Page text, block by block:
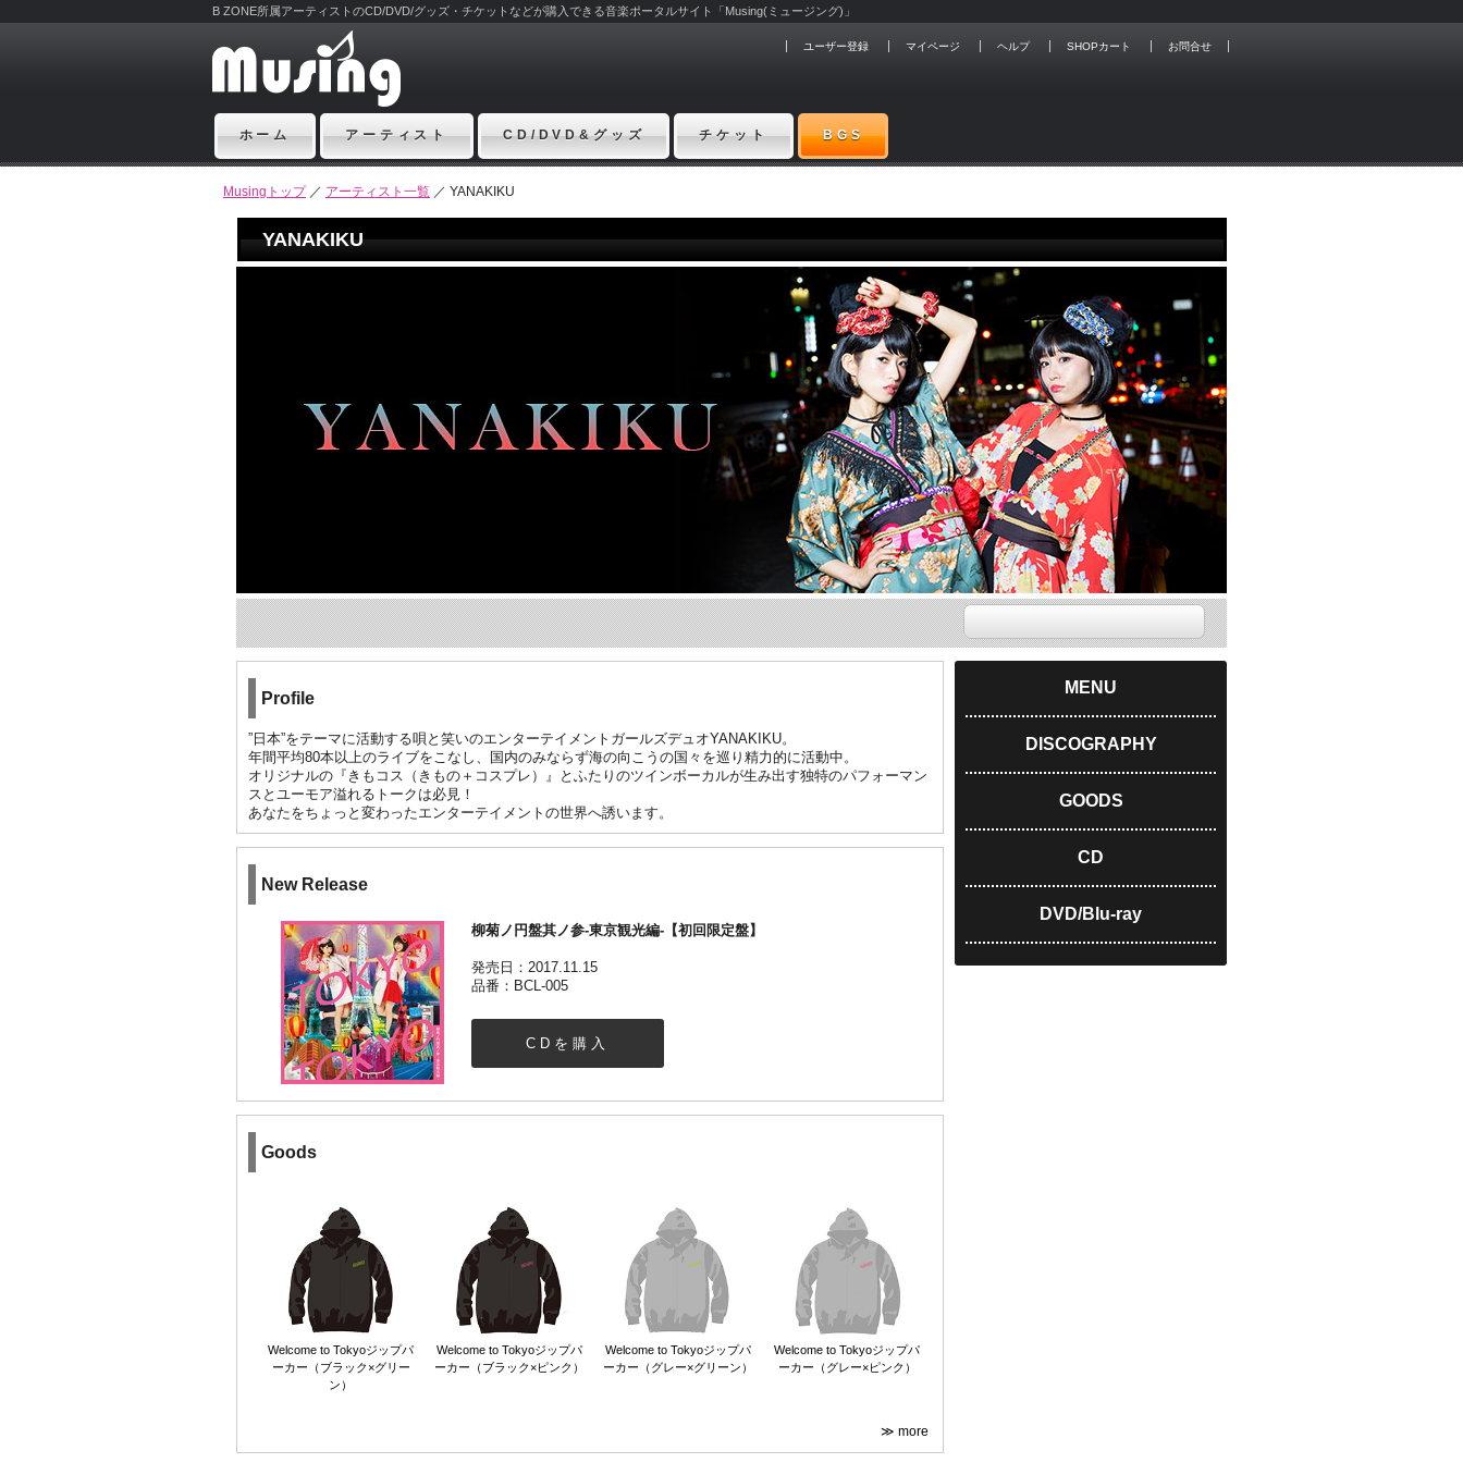
B ZONE所属アーティストのCD/DVD/グッズ・チケットなどが購入できる音楽ポータルサイト「Musing(ミュージング)」
ユーザー登録 マイページ ヘルプ SHOPカート お問合せ
ホーム アーティスト CD/DVD&グッズ チケット BGS
Musingトップ／ アーティスト一覧 ／ YANAKIKU
YANAKIKU
MENU
DISCOGRAPHY
GOODS
CD
DVD/Blu-ray
Profile
”日本”をテーマに活動する唄と笑いのエンターテイメントガールズデュオYANAKIKU。
年間平均80本以上のライブをこなし、国内のみならず海の向こうの国々を巡り精力的に活動中。
オリジナルの『きもコス（きもの＋コスプレ）』とふたりのツインボーカルが生み出す独特のパフォーマン
スとユーモア溢れるトークは必見！
あなたをちょっと変わったエンターテイメントの世界へ誘います。
New Release
柳菊ノ円盤其ノ参-東京観光編-【初回限定盤】
発売日：2017.11.15
品番：BCL-005
CDを購入
Goods
Welcome to Tokyoジップパ
ーカー（ブラック×グリー
ン）
Welcome to Tokyoジップパ
ーカー（ブラック×ピンク）
Welcome to Tokyoジップパ
ーカー（グレー×グリーン）
Welcome to Tokyoジップパ
ーカー（グレー×ピンク）
≫ more